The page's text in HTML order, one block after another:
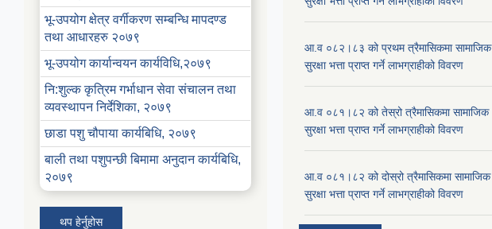
भू-उपयोग क्षेत्र वर्गीकरण सम्बन्धि मापदण्ड
तथा आधारहरु २०७९
भू-उपयोग कार्यान्वयन कार्यविधि,२०७९
नि:शुल्क कृत्रिम गर्भाधान सेवा संचालन तथा
व्यवस्थापन निर्देशिका, २०७९
छाडा पशु चौपाया कार्यबिधि, २०७९
बाली तथा पशुपन्छी बिमामा अनुदान कार्यबिधि,
२०७९
थप हेर्नुहोस
आ.व ०८२।८३ को प्रथम त्रैमासिकमा सामाजिक
सुरक्षा भत्ता प्राप्त गर्ने लाभग्राहीको विवरण
आ.व ०८१।८२ को तेस्रो त्रैमासिकमा सामाजिक
सुरक्षा भत्ता प्राप्त गर्ने लाभग्राहीको विवरण
आ.व ०८१।८२ को दोस्रो त्रैमासिकमा सामाजिक
सुरक्षा भत्ता प्राप्त गर्ने लाभग्राहीको विवरण